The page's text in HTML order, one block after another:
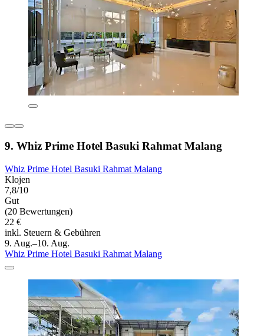
9. Whiz Prime Hotel Basuki Rahmat Malang
Whiz Prime Hotel Basuki Rahmat Malang
Klojen
7,8/10
Gut
(20 Bewertungen)
22 €
inkl. Steuern & Gebühren
9. Aug.–10. Aug.
Whiz Prime Hotel Basuki Rahmat Malang